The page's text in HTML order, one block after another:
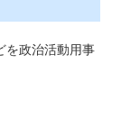
を政治活動用事